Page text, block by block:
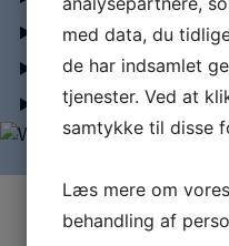
Betingelser
med data, du
de har indsamlet
tjenester. Ved at
samtykke til disse
Læs mere om
behandling af